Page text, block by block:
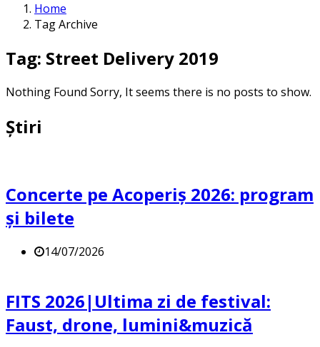
Home
Tag Archive
Tag: Street Delivery 2019
Nothing Found Sorry, It seems there is no posts to show.
Știri
Concerte pe Acoperiș 2026: program
și bilete
14/07/2026
FITS 2026|Ultima zi de festival:
Faust, drone, lumini&muzică